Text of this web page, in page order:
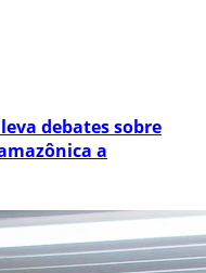
debates sobre
a